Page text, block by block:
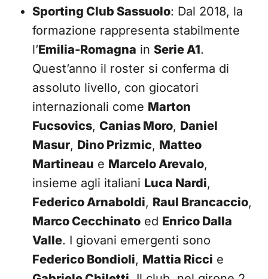
Sporting Club Sassuolo: Dal 2018, la
formazione rappresenta stabilmente
l’Emilia-Romagna in Serie A1.
Quest’anno il roster si conferma di
assoluto livello, con giocatori
internazionali come Marton
Fucsovics, Canias Moro, Daniel
Masur, Dino Prizmic, Matteo
Martineau e Marcelo Arevalo,
insieme agli italiani Luca Nardi,
Federico Arnaboldi, Raul Brancaccio,
Marco Cecchinato ed Enrico Dalla
Valle. I giovani emergenti sono
Federico Bondioli, Mattia Ricci e